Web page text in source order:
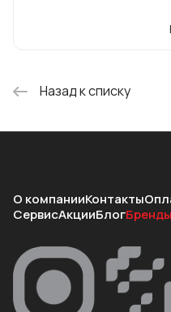
Назад к списку
О компанииКонтакты
СервисАкцииБлогБренды